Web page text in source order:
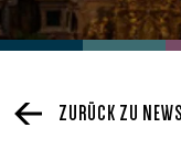
ZURÜCK ZU